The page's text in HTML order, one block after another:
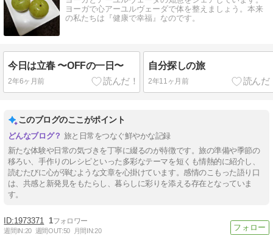
ヨーガで心アーユルヴェーダで体を整えましょう。本来
の私たちは『健康で幸福』なのです。
今日は立春 〜OFFの一日〜
2年6ヶ月前
自分探しの旅
2年11ヶ月前
このブログのここがポイント
旅と日常をつなぐ鮮やかな記録
新たな体験や日常の気づきを丁寧に綴るのが特徴です。旅の準備や季節の
移ろい、手作りのレシピといった多彩なテーマを短くも情熱的に紹介し、
読むたびに心が弾むような文章を心掛けています。感情のこもった語り口
は、共感と新発見をもたらし、暮らしに彩りを添える存在となっていま
す。
1973371 1
週間IN:20 週間OUT:50 月間IN:20